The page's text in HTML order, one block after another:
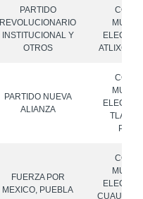
PARTIDO
REVOLUCIONARIO
INSTITUCIONAL Y
OTROS
ATLIXCO,
PARTIDO NUEVA
ALIANZA
FUERZA POR
MEXICO, PUEBLA